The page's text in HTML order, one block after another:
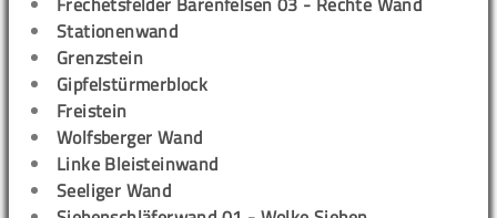
Stationenwand
Grenzstein
Gipfelstürmerblock
Freistein
Wolfsberger Wand
Linke Bleisteinwand
Seeliger Wand